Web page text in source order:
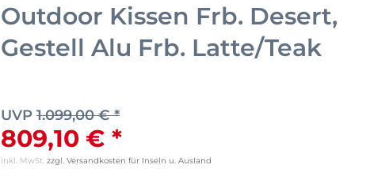
Outdoor Kissen Frb. Desert,
Gestell Alu Frb. Latte/Teak
UVP 1.099,00 € *
809,10 € *
inkl. MwSt. zzgl. Versandkosten für Inseln u. Ausland